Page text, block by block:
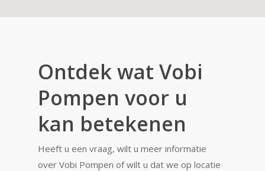
Ontdek wat Vobi
Pompen voor u
kan betekenen
Heeft u een vraag, wilt u meer informatie
over Vobi Pompen of wilt u dat we op locatie